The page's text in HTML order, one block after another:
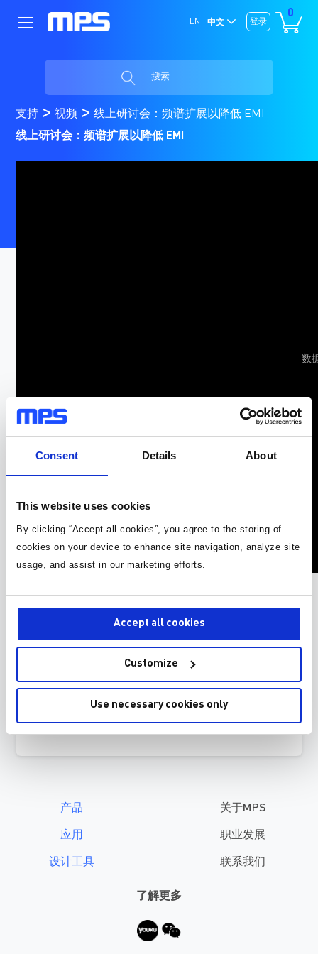
Consent Details About
This website uses cookies
By clicking “Accept all cookies”, you agree to the storing of
cookies on your device to enhance site navigation, analyze site
usage, and assist in our marketing efforts.
Accept all cookies
Customize
Use necessary cookies only
0
登录
EN 中文
搜索
支持 视频
线上研讨会：频谱扩展以降低 EMI
线上研讨会：频谱扩展以降低 EMI
数
频谱扩展以降低 EMI
本次研讨会将探索频谱扩展 (FSS) 技术的影
的影响。
产品
应用
设计工具
关于MPS
职业发展
联系我们
了解更多